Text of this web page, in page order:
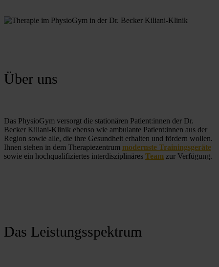
Über uns
Das PhysioGym versorgt die stationären Patient:innen der Dr.
Becker Kiliani-Klinik ebenso wie ambulante Patient:innen aus der
Region sowie alle, die ihre Gesundheit erhalten und fördern wollen.
Ihnen stehen in dem Therapiezentrum modernste Trainingsgeräte
sowie ein hochqualifiziertes interdisziplinäres Team zur Verfügung.
Das Leistungsspektrum